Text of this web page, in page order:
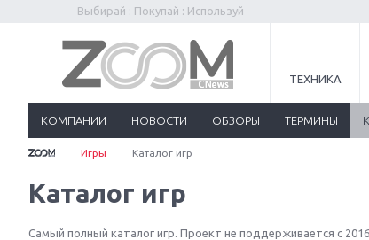
Выбирай : Покупай : Используй
ТЕХНИКА
КОМПАНИИ НОВОСТИ ОБЗОРЫ ТЕРМИНЫ
Игры Каталог игр
Каталог игр
Самый полный каталог игр. Проект не поддерживается с